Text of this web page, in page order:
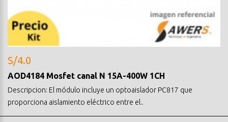
S/4.0
AOD4184 Mosfet canal N 15A-400W 1CH
Descripcion: El módulo incluye un optoaislador PC817 que
proporciona aislamiento eléctrico entre el..